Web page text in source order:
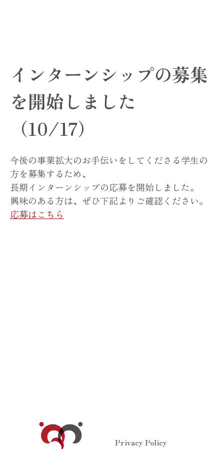
インターンシップの募集
を開始しました
（10/17）
今後の事業拡大のお手伝いをしてくださる学生の
方を募集するため、
長期インターンシップの応募を開始しました。
興味のある方は、ぜひ下記よりご確認ください。
応募はこちら
Privacy Policy